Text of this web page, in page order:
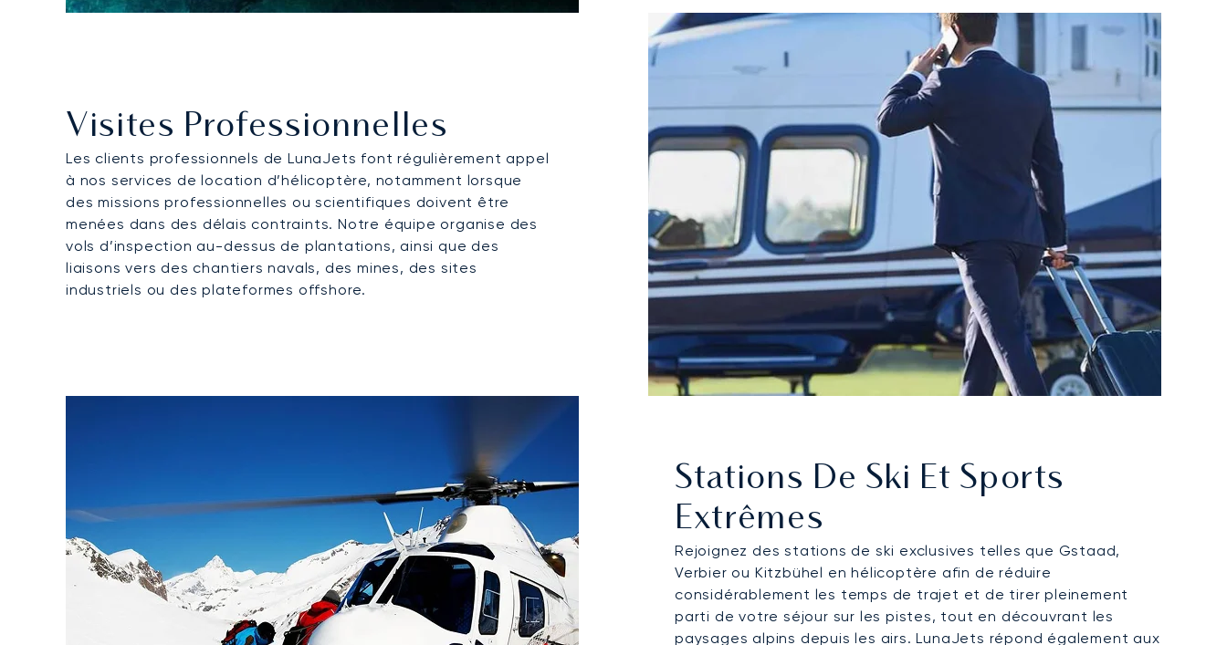
Visites Professionnelles
Les clients professionnels de LunaJets font régulièrement appel
à nos services de location d’hélicoptère, notamment lorsque
des missions professionnelles ou scientifiques doivent être
menées dans des délais contraints. Notre équipe organise des
vols d’inspection au-dessus de plantations, ainsi que des
liaisons vers des chantiers navals, des mines, des sites
industriels ou des plateformes offshore.
Stations De Ski Et Sports
Extrêmes
Rejoignez des stations de ski exclusives telles que Gstaad,
Verbier ou Kitzbühel en hélicoptère afin de réduire
considérablement les temps de trajet et de tirer pleinement
parti de votre séjour sur les pistes, tout en découvrant les
paysages alpins depuis les airs. LunaJets répond également aux